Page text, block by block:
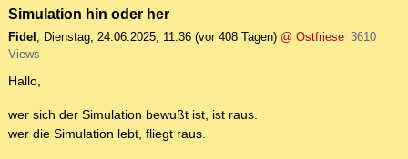
Simulation hin oder her
Fidel , Dienstag, 24.06.2025, 11:36 (vor 408 Tagen) @ Ostfriese 3610
Views
Hallo,
wer sich der Simulation bewußt ist, ist raus.
wer die Simulation lebt, fliegt raus.